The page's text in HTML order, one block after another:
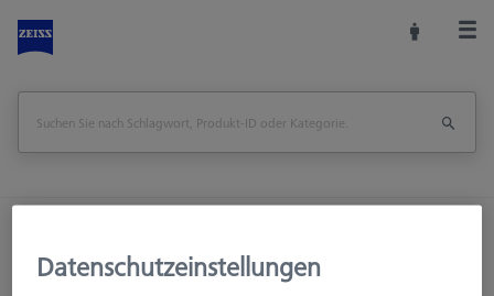
M3 XXT
Diamond!Scan® Diamond!Scan® pure
Datenschutzeinstellungen